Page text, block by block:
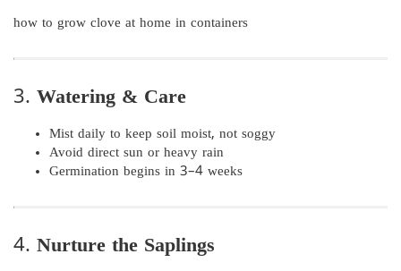
how to grow clove at home in containers
3. Watering & Care
Mist daily to keep soil moist, not soggy
Avoid direct sun or heavy rain
Germination begins in 3–4 weeks
4. Nurture the Saplings